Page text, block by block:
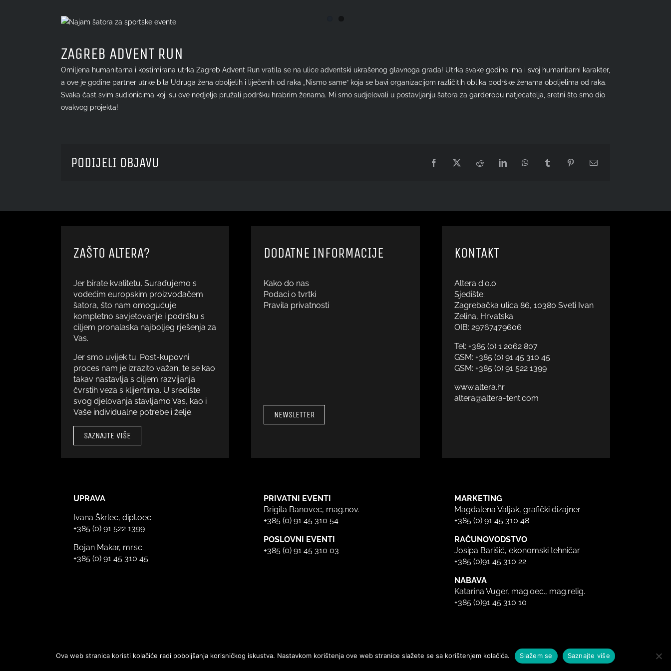
View
ZAGREB ADVENT RUN
Omiljena humanitarna i kostimirana utrka Zagreb Advent Run vratila se na ulice adventski ukrašenog glavnoga grada! Utrka svake godine ima i svoj humanitarni karakter,
a ove je godine partner utrke bila Udruga žena oboljelih i liječenih od raka „Nismo same“ koja se bavi organizacijom različitih oblika podrške ženama oboljelima od raka.
Svaka čast svim sudionicima koji su ove nedjelje pružali podršku hrabrim ženama. Mi smo sudjelovali u postavljanju šatora za garderobu natjecatelja, sretni što smo dio
ovakvog projekta!
PODIJELI OBJAVU Facebook Reddit LinkedInWhatsAppTumblr PinterestEmail:
ZAŠTO ALTERA?
Jer birate kvalitetu. Surađujemo s
vodećim europskim proizvođačem
šatora, što nam omogućuje
kompletno savjetovanje i podršku s
ciljem pronalaska najboljeg rješenja za
Vas.
Jer smo uvijek tu. Post-kupovni
proces nam je izrazito važan, te se kao
takav nastavlja s ciljem razvijanja
čvrstih veza s klijentima. U središte
svog djelovanja stavljamo Vas, kao i
Vaše individualne potrebe i želje.
SAZNAJTE VIŠE
DODATNE INFORMACIJE
Kako do nas
Podaci o tvrtki
Pravila privatnosti
NEWSLETTER
KONTAKT
Altera d.o.o.
Sjedište:
Zagrebačka ulica 86, 10380 Sveti Ivan
Zelina, Hrvatska
OIB: 29767479606
Tel: +385 (0) 1 2062 807
GSM: +385 (0) 91 45 310 45
GSM: +385 (0) 91 522 1399
www.altera.hr
altera@altera-tent.com
UPRAVA
Ivana Škrlec, dipl.oec.
+385 (0) 91 522 1399
Bojan Makar, mr.sc.
+385 (0) 91 45 310 45
PRIVATNI EVENTI
Brigita Banovec, mag.nov.
+385 (0) 91 45 310 54
POSLOVNI EVENTI
+385 (0) 91 45 310 03
MARKETING
Magdalena Valjak, grafički dizajner
+385 (0) 91 45 310 48
RAČUNOVODSTVO
Josipa Barišić, ekonomski tehničar
+385 (0)91 45 310 22
NABAVA
Katarina Vuger, mag.oec., mag.relig.
+385 (0)91 45 310 10
Web byMichel Studio
Ova web stranica koristi kolačiće radi poboljšanja korisničkog iskustva. Nastavkom korištenja ove web stranice slažete se sa korištenjem kolačića. Slažem se Saznajte više